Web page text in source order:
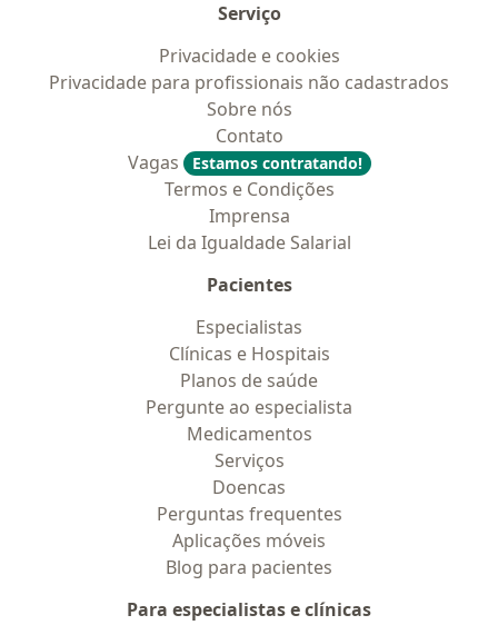
Serviço
Privacidade e cookies
Privacidade para profissionais não cadastrados
Sobre nós
Contato
Vagas
Estamos contratando!
Termos e Condições
Imprensa
Lei da Igualdade Salarial
Pacientes
Especialistas
Clínicas e Hospitais
Planos de saúde
Pergunte ao especialista
Medicamentos
Serviços
Doencas
Perguntas frequentes
Aplicações móveis
Blog para pacientes
Para especialistas e clínicas